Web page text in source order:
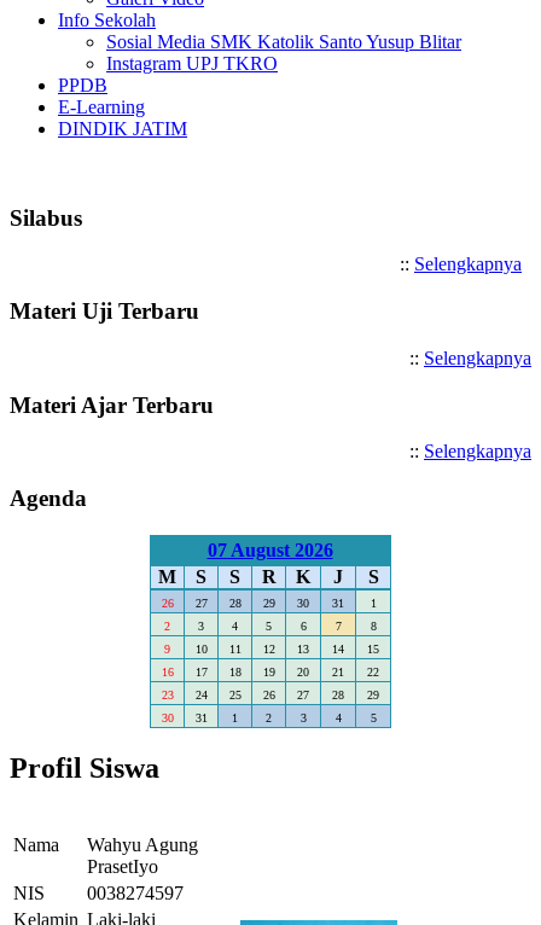
Info Sekolah
Sosial Media SMK Katolik Santo Yusup Blitar
Instagram UPJ TKRO
PPDB
E-Learning
DINDIK JATIM
Silabus
:: Selengkapnya
Materi Uji Terbaru
:: Selengkapnya
Materi Ajar Terbaru
:: Selengkapnya
Agenda
07 August 2026
M
S S R K J S
26 27 28 29 30 31
1
2
3 4 5 6 7
8
9
10 11 12 13 14
15
16
17 18 19 20 21
22
23
24 25 26 27 28
29
30
31 1 2 3 4 5
Profil Siswa
Nama
Wahyu Agung
PrasetIyo
NIS
0038274597
Kelamin Laki-laki